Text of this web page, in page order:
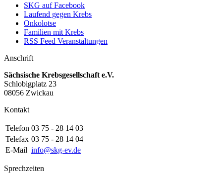
SKG auf Facebook
Laufend gegen Krebs
Onkolotse
Familien mit Krebs
RSS Feed Veranstaltungen
Anschrift
Sächsische Krebsgesellschaft e.V.
Schlobigplatz 23
08056 Zwickau
Kontakt
Telefon 03 75 - 28 14 03
Telefax 03 75 - 28 14 04
E-Mail info@skg-ev.de
Sprechzeiten